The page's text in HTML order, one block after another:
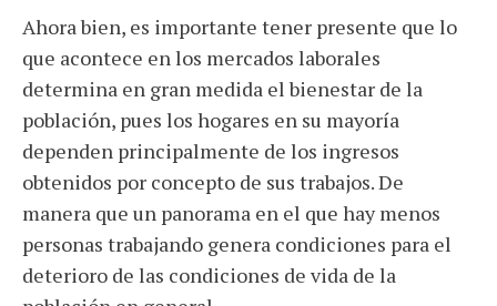
Ahora bien, es importante tener presente que lo
que acontece en los mercados laborales
determina en gran medida el bienestar de la
población, pues los hogares en su mayoría
dependen principalmente de los ingresos
obtenidos por concepto de sus trabajos. De
manera que un panorama en el que hay menos
personas trabajando genera condiciones para el
deterioro de las condiciones de vida de la